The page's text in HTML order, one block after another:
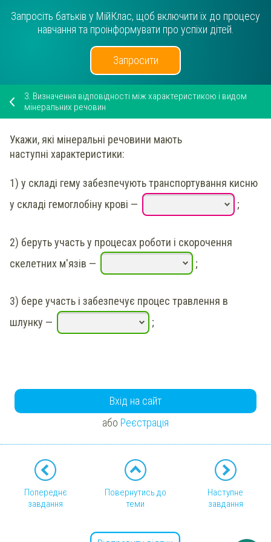
Запросіть батьків у МійКлас, щоб включити їх до процесу
навчання та проінформувати про успіхи дітей.
Запросити
3. Визначення відповідності між характеристикою і видом
мінеральних речовин
Укажи, які мінеральні речовини мають
наступні характеристики:
1) у складі гему забезпечують транспортування кисню
у складі гемоглобіну крові — ;
2) беруть участь у процесах роботи і скорочення
скелетних м'язів — ;
3) бере участь і забезпечує процес травлення в
шлунку — ;
Вхід на сайт
або Реєстрація
Попереднє
завдання
Повернутись до
теми
Наступне
завдання